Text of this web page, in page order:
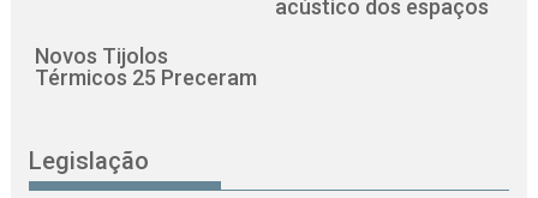
acústico dos espaços
Novos Tijolos
Térmicos 25 Preceram
Legislação